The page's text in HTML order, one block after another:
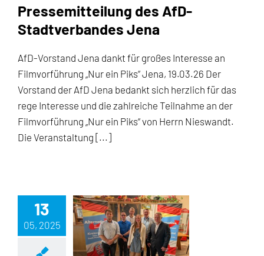
Pressemitteilung des AfD-
Stadtverbandes Jena
AfD-Vorstand Jena dankt für großes Interesse an
Filmvorführung „Nur ein Piks“ Jena, 19.03.26 Der
Vorstand der AfD Jena bedankt sich herzlich für das
rege Interesse und die zahlreiche Teilnahme an der
Filmvorführung „Nur ein Piks“ von Herrn Nieswandt.
Die Veranstaltung [...]
13
05, 2025